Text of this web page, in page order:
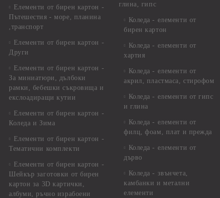
Елементи от бирен картон -
Пътешестия - море, планина
,транспорт
Елементи от бирен картон -
Други
Елементи от бирен картон -
За миниатюри, дълбоки
рамки, бебешки съкровища и
екслоадиращи кутии
Елементи от бирен картон -
Коледа и Зима
Елементи от бирен картон -
Тематични комплекти
Елементи от бирен картон -
Шейкър заготовки от бирен
картон за 3D картички,
албуми, ръчно израбоени
глина, гипс
Коледа - елементи от
бирен картон
Коледа - елементи от
хартия
Коледа - елементи от
акрил, пластмаса, стирофом
Коледа - елементи от гипс
и глина
Коледа - елементи от
филц, фоам, плат и прежда
Коледа - елементи от
дърво
Коледа - звънчета,
камбанки и метални
елементи